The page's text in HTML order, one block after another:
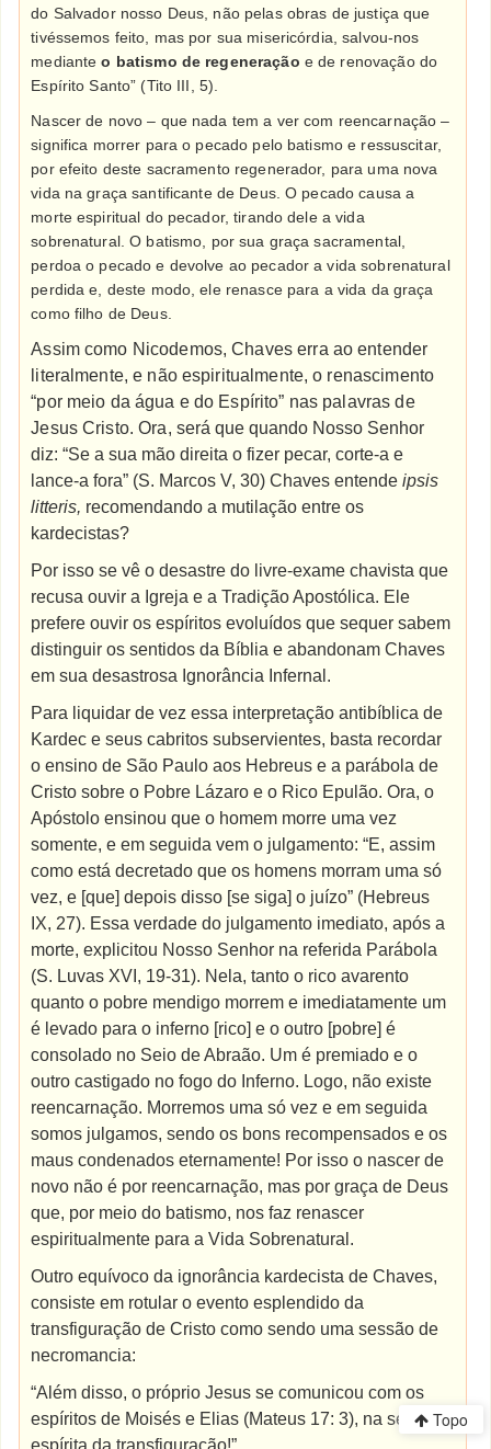
do Salvador nosso Deus, não pelas obras de justiça que
tivéssemos feito, mas por sua misericórdia, salvou-nos
medianteo batismo de regeneração e de renovação do
Espírito Santo” (Tito III, 5).
Nascer de novo – que nada tem a ver com reencarnação –
significa morrer para o pecado pelo batismo e ressuscitar,
por efeito deste sacramento regenerador, para uma nova
vida na graça santificante de Deus. O pecado causa a
morte espiritual do pecador, tirando dele a vida
sobrenatural. O batismo, por sua graça sacramental,
perdoa o pecado e devolve ao pecador a vida sobrenatural
perdida e, deste modo, ele renasce para a vida da graça
como filho de Deus.
Assim como Nicodemos, Chaves erra ao entender
literalmente, e não espiritualmente, o renascimento
“por meio da água e do Espírito” nas palavras de
Jesus Cristo. Ora, será que quando Nosso Senhor
diz: “Se a sua mão direita o fizer pecar, corte-a e
lance-a fora” (S. Marcos V, 30) Chaves entendeipsis
litteris, recomendando a mutilação entre os
kardecistas?
Por isso se vê o desastre do livre-exame chavista que
recusa ouvir a Igreja e a Tradição Apostólica. Ele
prefere ouvir os espíritos evoluídos que sequer sabem
distinguir os sentidos da Bíblia e abandonam Chaves
em sua desastrosa Ignorância Infernal.
Para liquidar de vez essa interpretação antibíblica de
Kardec e seus cabritos subservientes, basta recordar
o ensino de São Paulo aos Hebreus e a parábola de
Cristo sobre o Pobre Lázaro e o Rico Epulão. Ora, o
Apóstolo ensinou que o homem morre uma vez
somente, e em seguida vem o julgamento: “E, assim
como está decretado que os homens morram uma só
vez, e [que] depois disso [se siga] o juízo” (Hebreus
IX, 27). Essa verdade do julgamento imediato, após a
morte, explicitou Nosso Senhor na referida Parábola
(S. Luvas XVI, 19-31). Nela, tanto o rico avarento
quanto o pobre mendigo morrem e imediatamente um
é levado para o inferno [rico] e o outro [pobre] é
consolado no Seio de Abraão. Um é premiado e o
outro castigado no fogo do Inferno. Logo, não existe
reencarnação. Morremos uma só vez e em seguida
somos julgamos, sendo os bons recompensados e os
maus condenados eternamente! Por isso o nascer de
novo não é por reencarnação, mas por graça de Deus
que, por meio do batismo, nos faz renascer
espiritualmente para a Vida Sobrenatural.
Outro equívoco da ignorância kardecista de Chaves,
consiste em rotular o evento esplendido da
transfiguração de Cristo como sendo uma sessão de
necromancia:
“Além disso, o próprio Jesus se comunicou com os
espíritos de Moisés e Elias (Mateus 17: 3), na sessãoTopo